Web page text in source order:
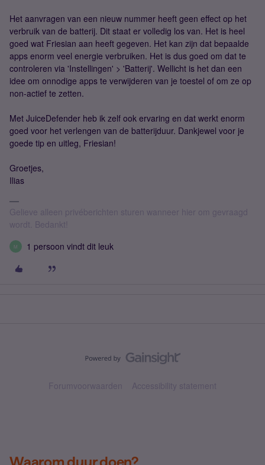
Het aanvragen van een nieuw nummer heeft geen effect op het
verbruik van de batterij. Dit staat er volledig los van. Het is heel
goed wat Friesian aan heeft gegeven. Het kan zijn dat bepaalde
apps enorm veel energie verbruiken. Het is dus goed om dat te
controleren via 'Instellingen' > 'Batterij'. Wellicht is het dan een
idee om onnodige apps te verwijderen van je toestel of om ze op
non-actief te zetten.
Met JuiceDefender heb ik zelf ook ervaring en dat werkt enorm
goed voor het verlengen van de batterijduur. Dankjewel voor je
goede tip en uitleg, Friesian!
Groetjes,
Ilias
Gelieve alleen privéberichten sturen wanneer hier om gevraagd
wordt. Bedankt!
M 1 persoon vindt dit leuk
Forumvoorwaarden Accessibility statement
Waarom duur doen?